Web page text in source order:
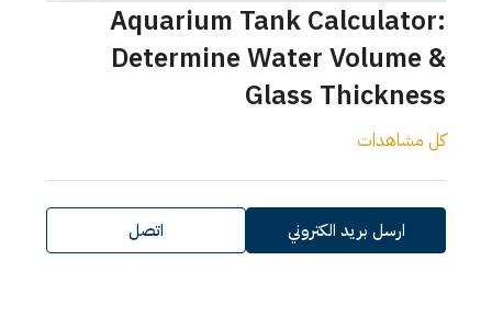
Aquarium Tank Calculator:
Determine Water Volume &
Glass Thickness
كل مشاهدات
ارسل بريد الكتروني اتصل